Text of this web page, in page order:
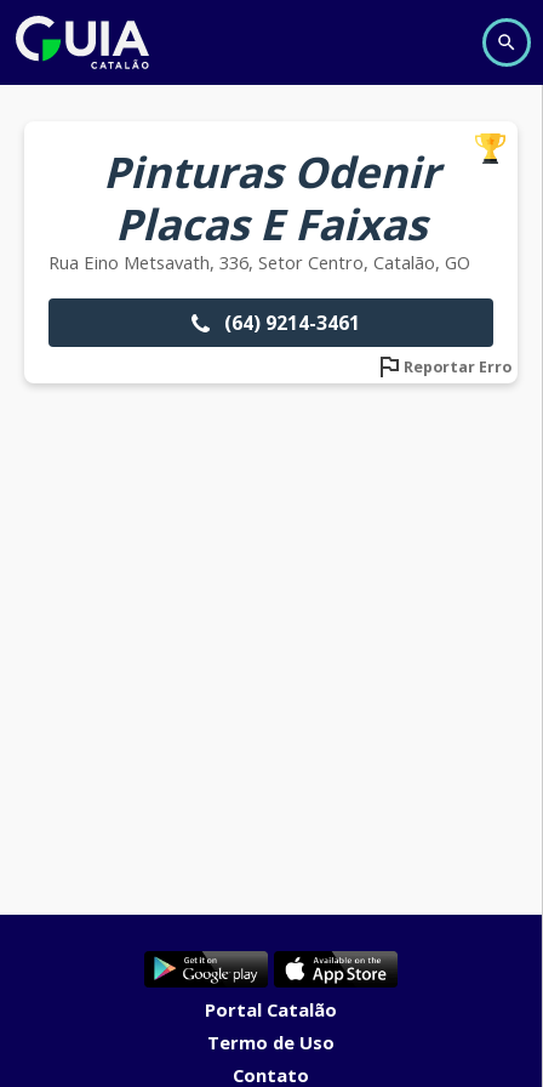
Pinturas Odenir
Placas E Faixas
Rua Eino Metsavath, 336, Setor Centro, Catalão, GO
(64) 9214-3461
Reportar Erro
Portal Catalão
Termo de Uso
Contato